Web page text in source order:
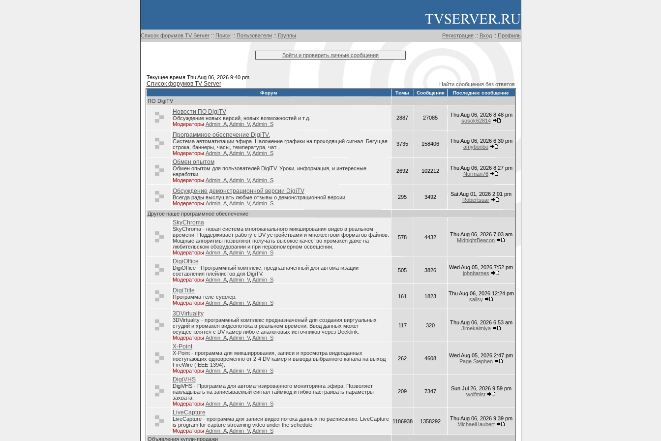
Список форумов TV Server:: Поиск:: Пользователи:: Группы Регистрация :: Вход:: Профиль
Войти и проверить личные сообщения
Текущее время Thu Aug 06, 2026 9:40 pm
Список форумов TV Server Найти сообщения без ответов
Форум Темы Сообщения Последнее сообщение
ПО DigiTV
Новости ПО DigiTV
Обсуждение новых версий, новых возможностей и т.д.
Модераторы Admin_A, Admin_V, Admin_S
2887 27085
Thu Aug 06, 2026 8:48 pm
sosok62814
Программное обеспечение DigiTV.
Система автоматизации эфира. Наложение графики на проходящий сигнал. Бегущая
строка, баннеры, часы, температура, чат...
Модераторы Admin_A, Admin_V, Admin_S
3735 158406
Thu Aug 06, 2026 6:30 pm
amybonbo
Обмен опытом
Обмен опытом для пользователей DigiTV. Уроки, информация, и интересные
наработки.
Модераторы Admin_A, Admin_V, Admin_S
2692 102212
Thu Aug 06, 2026 8:27 pm
Norman76
Обсуждение демонстрационной версии DigiTV
Всегда рады выслушать любые отзывы о демонстрационной версии.
Модераторы Admin_A, Admin_V, Admin_S
295 3492
Sat Aug 01, 2026 2:01 pm
Robertsuar
Другое наше программное обеспечение
SkyChroma
SkyChroma - новая система многоканального микширования видео в реальном
времени. Поддерживает работу с DV устройствами и множеством форматов файлов.
Мощные алгоритмы позволяют получать высокое качество хромакея даже на
любительском оборудовании и при неравномерном освещении.
Модераторы Admin_A, Admin_V, Admin_S
578 4432
Thu Aug 06, 2026 7:03 am
MidnightBeacon
DigiOffice
DigiOffice - Программный комплекс, предназначенный для автоматизации
составления плейлистов для DigiTV.
Модераторы Admin_A, Admin_V, Admin_S
505 3826
Wed Aug 05, 2026 7:52 pm
johnbarnes
DigiTitle
Программа теле-суфлер.
Модераторы Admin_A, Admin_V, Admin_S
161 1823
Thu Aug 06, 2026 12:24 pm
salisy
3DVirtuality
3DVirtuality - программный комплекс предназначеный для создания виртуальных
студий и хромакея видеопотока в реальном времени. Ввод данных может
осуществлятся с DV камер либо с аналоговых источников через Decklink.
Модераторы Admin_A, Admin_V, Admin_S
117 320
Thu Aug 06, 2026 6:53 am
Jimekalmiya
X-Point
X-Point - программа для микширрования, записи и просмотра видеоданных
поступающих одновременно от 2-4 DV камер и вывода выбранного канала на выход
FireWire (IEEE-1394).
Модераторы Admin_A, Admin_V, Admin_S
262 4608
Wed Aug 05, 2026 2:47 pm
Page Stephen
DigiVHS
DigiVHS - Программа для автоматизированного мониторинга эфира. Позволяет
накладывать на записываемый сигнал таймкод и гибко настраивать параметры
захвата.
Модераторы Admin_A, Admin_V, Admin_S
209 7347
Sun Jul 26, 2026 9:59 pm
wolfmist
LiveCapture
LiveCapture - программа для записи видео потока данных по расписанию. LiveCapture
is program for capture streaming video under the schedule.
Модераторы Admin_A, Admin_V, Admin_S
1186938 1358292
Thu Aug 06, 2026 9:39 pm
MichaelHaubert
Объявления купли-продажи